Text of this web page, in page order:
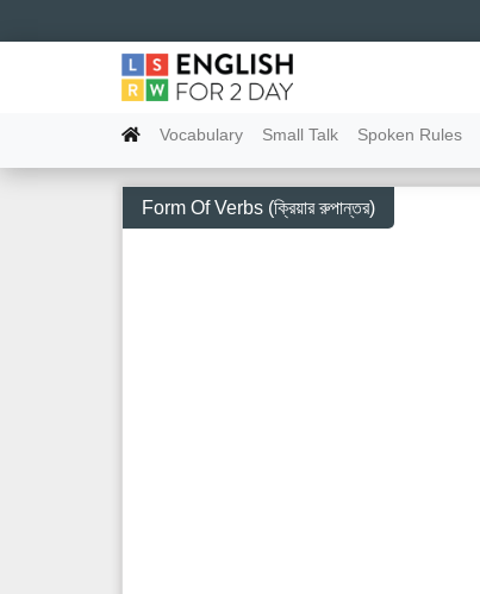
Vocabulary Small Talk Spoken Rules
Form Of Verbs (ক্রিয়ার রুপান্তর)